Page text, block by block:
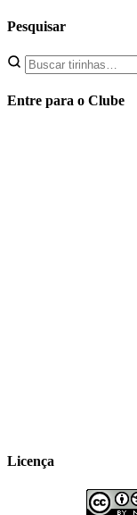
Pesquisar
Entre para o Clube
Licença